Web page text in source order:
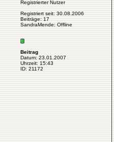
Registrierter Nutzer
Registriert seit: 30.08.2006
Beiträge: 17
SandraMende: Offline
Beitrag
Datum: 23.01.2007
Uhrzeit: 15:43
ID: 21172